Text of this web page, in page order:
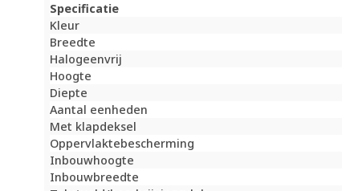
Specificatie
Kleur
Breedte
Halogeenvrij
Hoogte
Diepte
Aantal eenheden
Met klapdeksel
Oppervlaktebescherming
Inbouwhoogte
Inbouwbreedte